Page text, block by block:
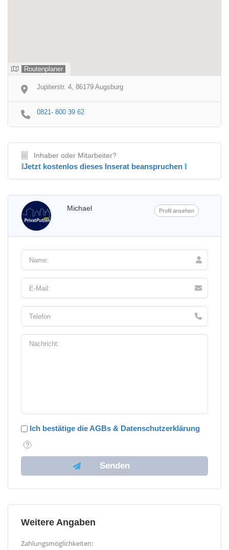
Routenplaner
Jupiterstr. 4, 86179 Augsburg
0821- 800 39 62
Inhaber oder Mitarbeiter?
❕Jetzt kostenlos dieses Inserat beanspruchen ❕
Michael Profil ansehen
Ich bestätige die AGBs & Datenschutzerklärung
Weitere Angaben
Zahlungsmöglichkeiten: